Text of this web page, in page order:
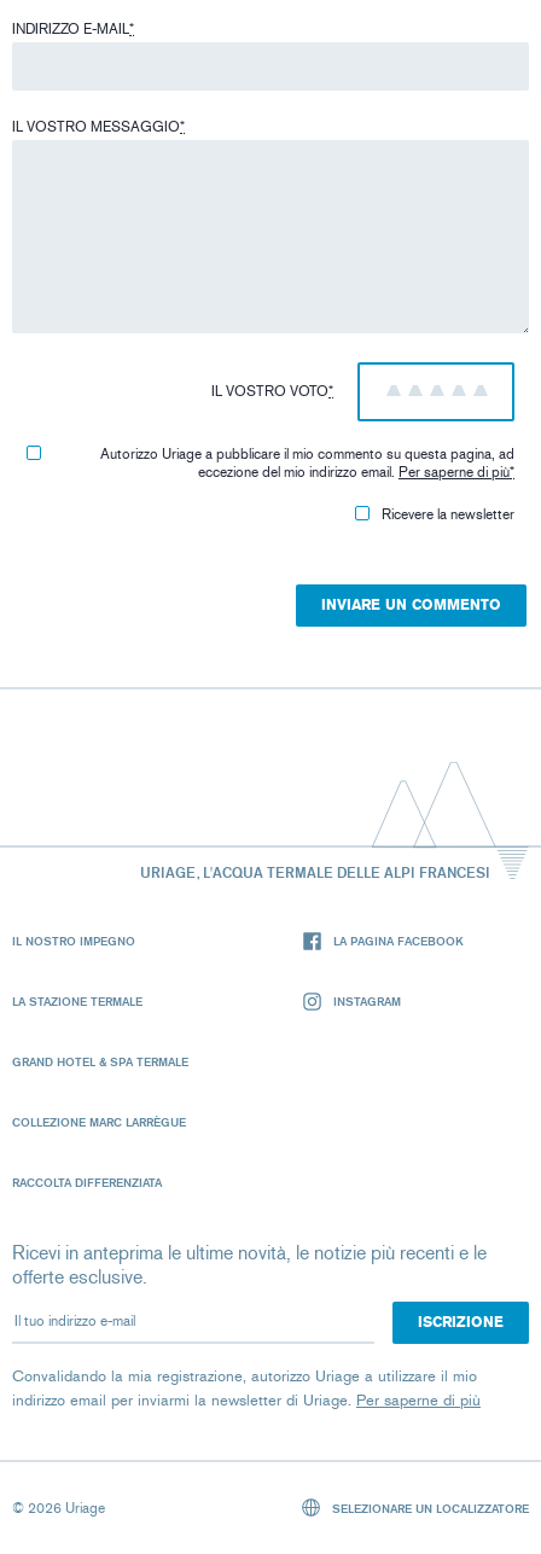
INDIRIZZO E-MAIL*
IL VOSTRO MESSAGGIO*
IL VOSTRO VOTO* 5
4
3
2
1
Autorizzo Uriage a pubblicare il mio commento su questa pagina, ad
eccezione del mio indirizzo email. Per saperne di più*
Ricevere la newsletter
URIAGE, L'ACQUA TERMALE DELLE ALPI FRANCESI
IL NOSTRO IMPEGNO
LA STAZIONE TERMALE
GRAND HOTEL & SPA TERMALE
COLLEZIONE MARC LARRÈGUE
RACCOLTA DIFFERENZIATA
LA PAGINA FACEBOOK
INSTAGRAM
Ricevi in anteprima le ultime novità, le notizie più recenti e le
offerte esclusive.
Il tuo indirizzo e-mail
Convalidando la mia registrazione, autorizzo Uriage a utilizzare il mio
indirizzo email per inviarmi la newsletter di Uriage. Per saperne di più
© 2026 Uriage SELEZIONARE UN LOCALIZZATORE